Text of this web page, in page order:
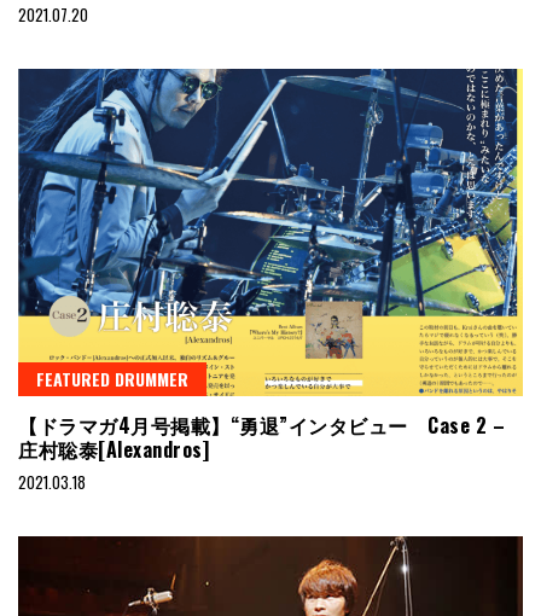
2021.07.20
FEATURED DRUMMER
【ドラマガ4月号掲載】“勇退”インタビュー Case 2 –
庄村聡泰[Alexandros]
2021.03.18